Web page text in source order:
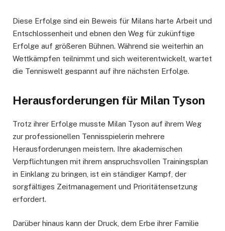
Diese Erfolge sind ein Beweis für Milans harte Arbeit und
Entschlossenheit und ebnen den Weg für zukünftige
Erfolge auf größeren Bühnen. Während sie weiterhin an
Wettkämpfen teilnimmt und sich weiterentwickelt, wartet
die Tenniswelt gespannt auf ihre nächsten Erfolge.
Herausforderungen für Milan Tyson
Trotz ihrer Erfolge musste Milan Tyson auf ihrem Weg
zur professionellen Tennisspielerin mehrere
Herausforderungen meistern. Ihre akademischen
Verpflichtungen mit ihrem anspruchsvollen Trainingsplan
in Einklang zu bringen, ist ein ständiger Kampf, der
sorgfältiges Zeitmanagement und Prioritätensetzung
erfordert.
Darüber hinaus kann der Druck, dem Erbe ihrer Familie